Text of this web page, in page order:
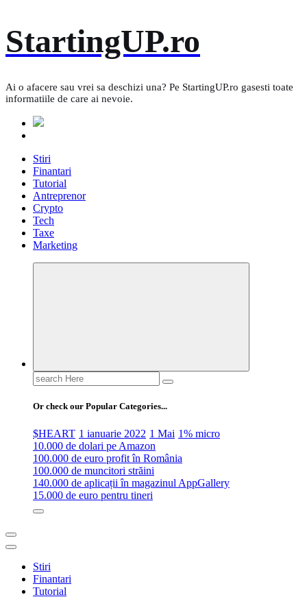
to
content
StartingUP.ro
Ai o afacere sau vrei sa deschizi una? Pe StartingUP.ro gasesti toate
informatiile de care ai nevoie.
Stiri
Finantari
Tutorial
Antreprenor
Crypto
Tech
Taxe
Marketing
Search
for:
Or check our Popular Categories...
$HEART 1 ianuarie 2022 1 Mai 1% micro
10.000 de dolari pe Amazon
100.000 de euro profit în România
100.000 de muncitori străini
140.000 de aplicații în magazinul AppGallery
15.000 de euro pentru tineri
Stiri
Finantari
Tutorial